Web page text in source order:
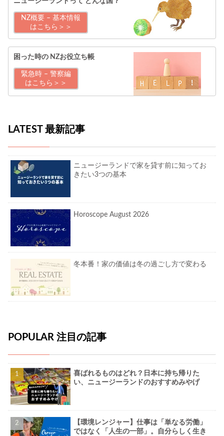
NZ概要 – 基本情報
はこちら＞＞
困った時の NZお役立ち帳
緊急時 – 警察編
はこちら＞＞
LATEST 最新記事
ニュージーランドで家を貸す前に知ってお
きたい3つの基本
Horoscope August 2026
冬本番！家の価値は冬の過ごし方で変わる
POPULAR 注目の記事
喜ばれるものはどれ？日本に持ち帰りた
い、ニュージーランドのおすすめみやげ
【環境レンジャー】仕事は「単なる労働」
ではなく「人生の一部」。自分らしく生き